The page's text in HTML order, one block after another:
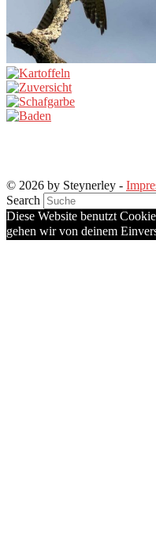
© 2026 by Steynerley -
Search
Diese Website benutzt
gehen wir von deinem